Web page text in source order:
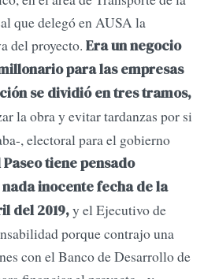
que delegó en AUSA la
del proyecto. Era un negocio
para las empresas
se dividió en tres tramos,
la obra y evitar tardanzas por si
, electoral para el gobierno
Paseo tiene pensado
inocente fecha de la
del 2019,y el Ejecutivo de
porque contrajo una
con el Banco de Desarrollo de